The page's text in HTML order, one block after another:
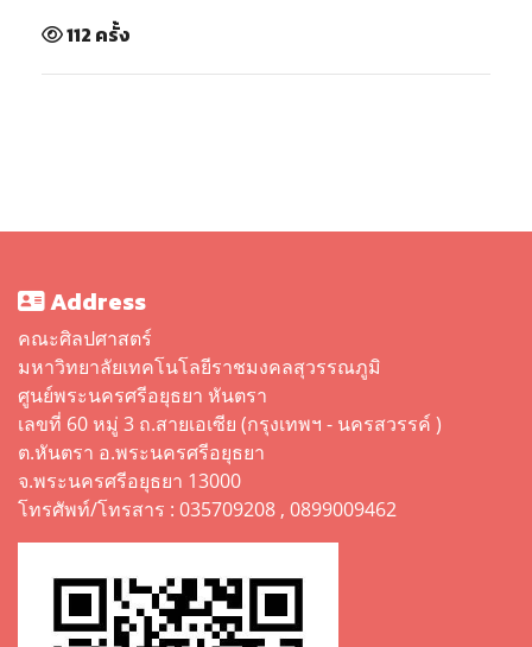
112 ครั้ง
Address
คณะศิลปศาสตร์
มหาวิทยาลัยเทคโนโลยีราชมงคลสุวรรณภูมิ
ศูนย์พระนครศรีอยุธยา หันตรา
เลขที่ 60 หมู่ 3 ถ.สายเอเซีย (กรุงเทพฯ - นครสวรรค์ )
ต.หันตรา อ.พระนครศรีอยุธยา
จ.พระนครศรีอยุธยา 13000
โทรศัพท์/โทรสาร : 035709208 , 0899009462